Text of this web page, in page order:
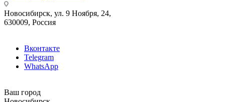
Новосибирск, ул. 9 Ноября, 24,
630009, Россия
Вконтакте
Telegram
WhatsApp
Ваш город